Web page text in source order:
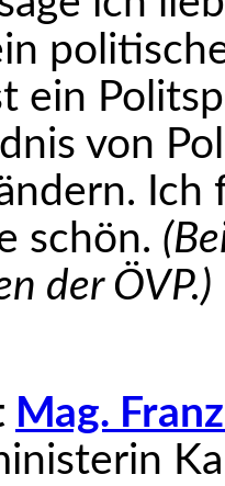
ein
von
schön.
der ÖVP.)
Mag.